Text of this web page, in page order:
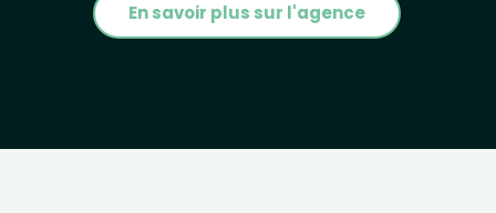
En savoir plus sur l'agence